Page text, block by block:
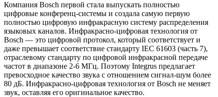
Компания Bosch первой стала выпускать полностью
цифровые конференц-системы и создала самую первую
полностью цифровую инфракрасную систему распределения
языковых каналов. Инфракрасно-цифровая технология от
Bosch — это цифровой протокол, который соответствует и
даже превышает соответствие стандарту IEC 61603 (часть 7),
отраслевому стандарту по цифровой инфракрасной передаче
частот в диапазоне 2-6 МГц. Поэтому Integrus предлагает
превосходное качество звука с отношением сигнал-шум более
80 дБ. Инфракрасно-цифровая технология от Bosch не меняет
звук, оставляя его оригинальное качество.